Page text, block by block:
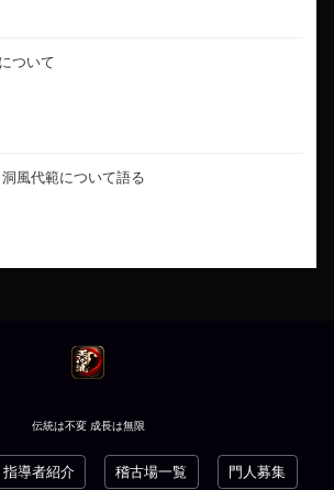
ついて
風代範について語る
伝統は不変 成長は無限
指導者紹介 稽古場一覧 門人募集